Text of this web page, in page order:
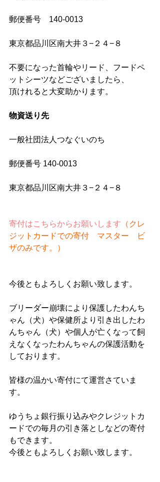
郵便番号　140-0013
東京都品川区南大井３−２４−８
不要になった首輪やリード、フードペ
ットシーツなどございましたら、
頂けれると大変助かります。
物資送り先
一般社団法人つなぐいのち
郵便番号 140-0013
東京都品川区南大井３−２４−８
寄付はこちらからお願いします （クレ
ジットカードでの寄付　マスター　ビ
ザのみです。）
今後ともよろしくお願い致します。
ブリーダー崩壊により保護したわんち
ゃん（犬）や保健所より引き出したわ
んちゃん（犬）や個人が亡くなって飼
えなくなったわんちゃんの保護活動を
しております。
皆様の温かい寄付にて運営さていま
す。
ゆうちょ銀行振り込みやクレジットカ
ードでの毎月の引き落としなどの寄付
もできます。
今後ともよろしくお願い致します。